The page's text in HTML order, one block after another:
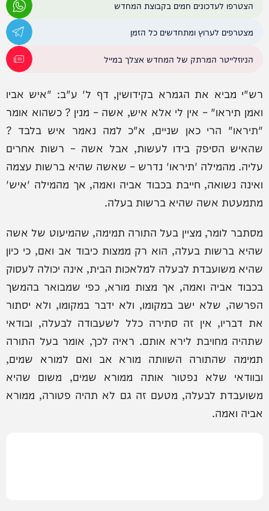
הצטרפו לעדכונים חמים בקבוצת המחדש
מצטרפים לערוץ ומתחדשים כל הזמן
הניוזלייטר המרתק של המחדש אצלך במייל
רש"י מביא את הגמרא בקידושין, דף ל' ע"ב: "איש אביו
ואמן תיראו" – אין לי אלא איש, אשה – מנין ? כשהוא אומר
"תיראו" הרי כאן שניים, א"כ למה נאמר איש בלבד ?
שהאיש הסיפק בידו לעשות, אבל אשה – רשות אחרים
עליה. מהמילה 'תיראו' נדרש – שאשה שהיא ברשות עצמה
ואינה נשואה, חייבת בכבוד אביה ואמה, אך מהמילה 'איש'
מתמעטת אשה שהיא ברשות בעלה.
מסתבר לומר, מציין בעל התורה תמימה, שהמיעוט של אשה
שהיא ברשות בעלה, הוא רק ממצות כיבוד אב ואם, כי כיון
שהיא משועבדת לבעלה למלאכות הבית, אינה יכולה לעסוק
בכבוד אביה ואמה, אך מצות מורא, כפי שמבואר בהמשך
הפרשה, שלא ישב במקומו, ולא ידבר במקומו, ולא יסתור
את דבריו, אין זה סתירה כלל לשעבודה לבעלה, ובודאי
שתהיה מחויבת לירא אותם. ראיה לכך, אומר בעל התורה
תמימה שהתורה השוותה מורא אב ואם למורא שמים,
ובוודאי שלא נפטור אותה ממורא שמים, משום שהיא
משועבדת לבעלה, מטעם זה גם לא תהיה פטורה, ממורא
אביה ואמה.